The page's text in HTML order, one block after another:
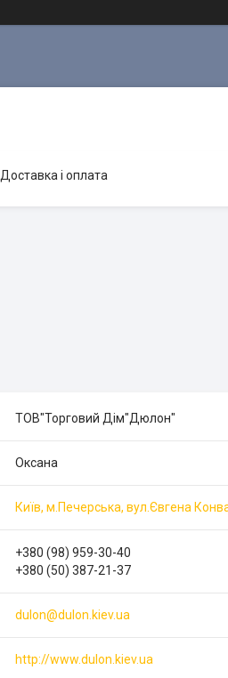
Доставка і оплата
ТОВ"Торговий Дім"Дюлон"
Оксана
Київ, м.Печерська, вул.Євгена
+380 (98) 959-30-40
+380 (50) 387-21-37
dulon@dulon.kiev.ua
http://www.dulon.kiev.ua